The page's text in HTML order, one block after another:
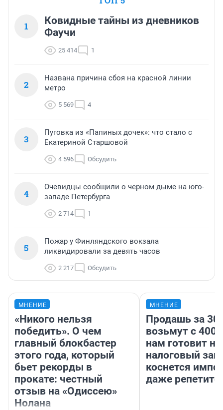
1
Ковидные тайны из дневников
Фаучи
25 414 1
2
Названа причина сбоя на красной линии
метро
5 569 4
3
Пуговка из «Папиных дочек»: что стало с
Екатериной Старшовой
4 596 Обсудить
4
Очевидцы сообщили о черном дыме на юго-
западе Петербурга
2 714 1
5
Пожар у Финляндского вокзала
ликвидировали за девять часов
2 217 Обсудить
МНЕНИЕ
«Никого нельзя
победить». О чем
главный блокбастер
этого года, который
бьет рекорды в
прокате: честный
отзыв на «Одиссею»
Нолана
МНЕНИЕ
Продашь за
возьмут с
нам готовит
налоговый
коснется
даже